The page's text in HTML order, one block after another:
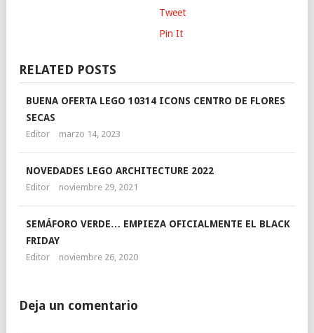
Tweet
Pin It
RELATED POSTS
BUENA OFERTA LEGO 10314 ICONS CENTRO DE FLORES
SECAS
Editor marzo 14, 2023
NOVEDADES LEGO ARCHITECTURE 2022
Editor noviembre 29, 2021
SEMÁFORO VERDE… EMPIEZA OFICIALMENTE EL BLACK
FRIDAY
Editor noviembre 26, 2020
Deja un comentario